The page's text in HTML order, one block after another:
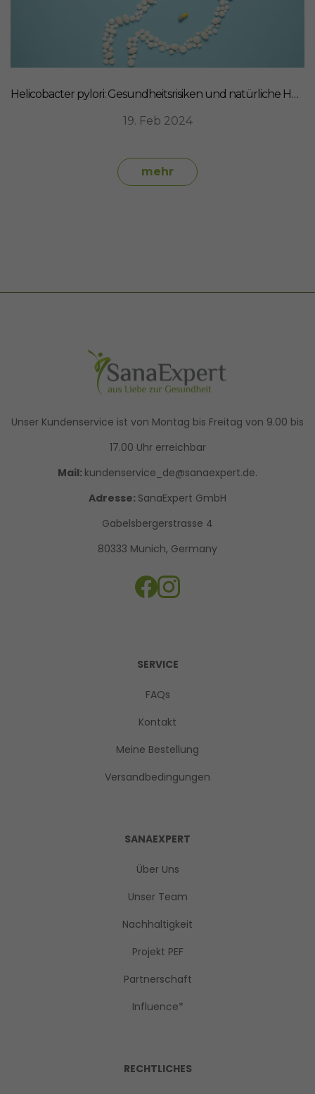
Helicobacter pylori: Gesundheitsrisiken und natürliche Heilmittel
19. Feb 2024
mehr
Unser Kundenservice ist von Montag bis Freitag von 9.00 bis
17.00 Uhr erreichbar
Mail: kundenservice_de@sanaexpert.de.
Adresse: SanaExpert GmbH
Gabelsbergerstrasse 4
80333 Munich, Germany
SERVICE
FAQs
Kontakt
Meine Bestellung
Versandbedingungen
SANAEXPERT
Über Uns
Unser Team
Nachhaltigkeit
Projekt PEF
Partnerschaft
Influence*
RECHTLICHES